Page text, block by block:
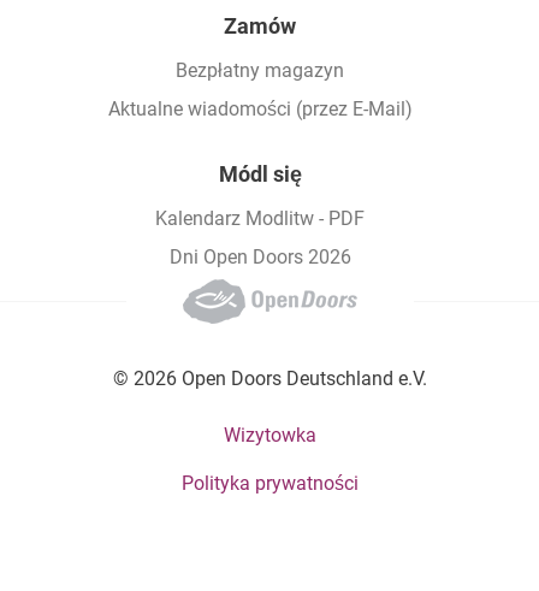
Zamów
Bezpłatny magazyn
Aktualne wiadomości (przez E-Mail)
Módl się
Kalendarz Modlitw - PDF
Dni Open Doors 2026
© 2026 Open Doors Deutschland e.V.
Footer bottom menuWizytowka
Polityka prywatności